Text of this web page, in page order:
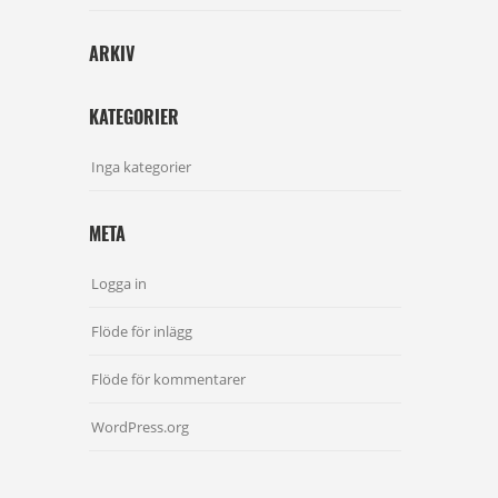
ARKIV
KATEGORIER
Inga kategorier
META
Logga in
Flöde för inlägg
Flöde för kommentarer
WordPress.org